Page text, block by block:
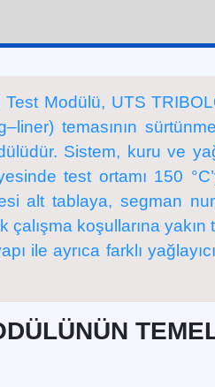
Modülü, UTS
temasının
Sistem, kuru ve
test ortamı 150
alt tablaya, segman
koşullarına
ile ayrıca farklı